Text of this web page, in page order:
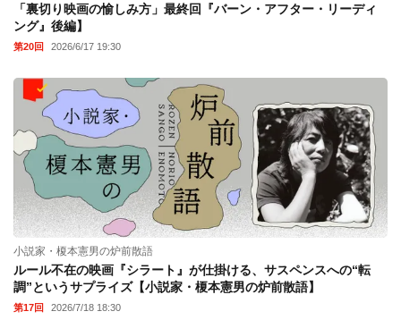
「裏切り映画の愉しみ方」最終回『バーン・アフター・リーディ
ング』後編】
第20回 2026/6/17 19:30
小説家・榎本憲男の炉前散語
ルール不在の映画『シラート』が仕掛ける、サスペンスへの“転
調”というサプライズ【小説家・榎本憲男の炉前散語】
第17回 2026/7/18 18:30